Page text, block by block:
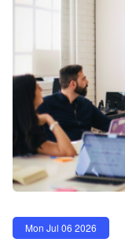
Mon Jul 06 2026